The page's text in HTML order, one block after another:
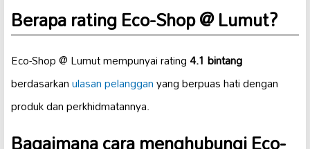
Berapa rating Eco-Shop @ Lumut?
Eco-Shop @ Lumut mempunyai rating4.1 bintang
berdasarkanulasan pelangganyang berpuas hati dengan
produk dan perkhidmatannya.